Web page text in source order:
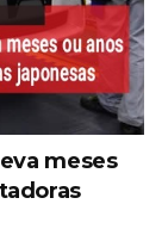
meses